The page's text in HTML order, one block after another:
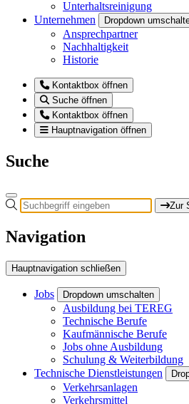
Unterhaltsreinigung
Unternehmen
Dropdown
Ansprechpartner
Nachhaltigkeit
Historie
Kontaktbox öffnen
Suche öffnen
Kontaktbox öffnen
Hauptnavigation öffnen
Suche
Zur
Navigation
Hauptnavigation schließen
Jobs Dropdown umschalten
Ausbildung bei TEREG
Technische Berufe
Kaufmännische Berufe
Jobs ohne Ausbildung
Schulung & Weiterbildung
Technische Dienstleistungen
Verkehrsanlagen
Verkehrsmittel